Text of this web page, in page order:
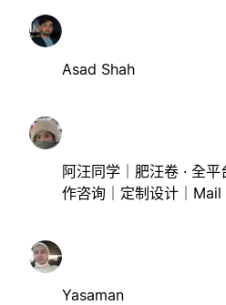
Asad Shah
阿汪同学｜肥汪卷 · 全
作咨询｜定制设计｜
Yasaman